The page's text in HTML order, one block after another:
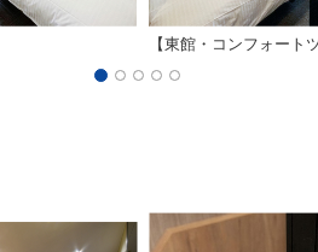
【東館・コンフォート